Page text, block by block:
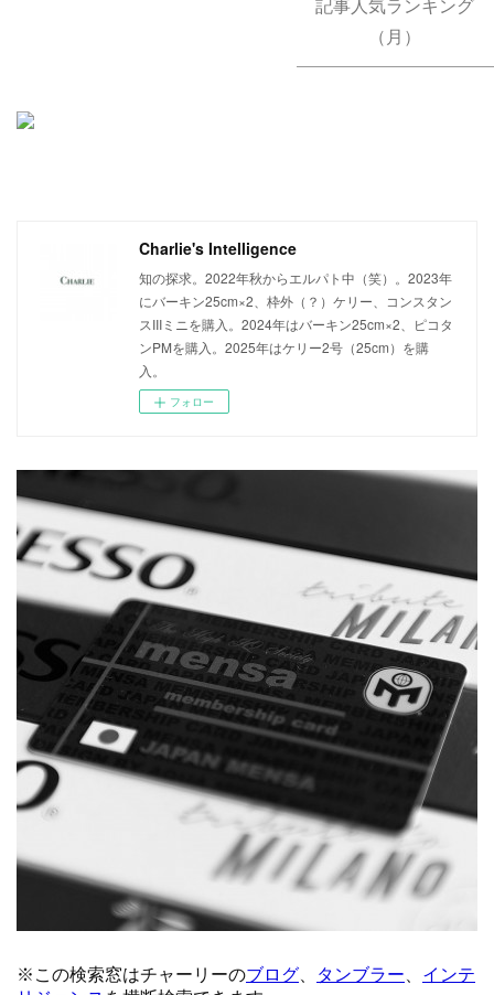
記事人気ランキング
（月）
Charlie's Intelligence
知の探求。2022年秋からエルパト中（笑）。2023年
にバーキン25cm×2、枠外（？）ケリー、コンスタン
スIIIミニを購入。2024年はバーキン25cm×2、ピコタ
ンPMを購入。2025年はケリー2号（25cm）を購
入。
フォロー